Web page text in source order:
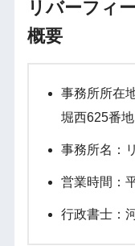
リバーフィ
概要
事務所所在
堀西625番地
事務所名：
営業時間：
行政書士：